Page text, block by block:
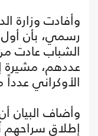
وأفادت وزارة
رسمي، بأن
الشباب عادت
عددهم، مشيرة
الأوكراني
وأضاف البيان
إطلاق سراحهم